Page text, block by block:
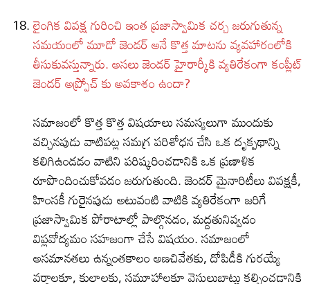
లైంగిక వివక్ష గురించి ఇంత ప్రజాస్వామిక చర్చ జరుగుతున్న
సమయంలో మూడో జెండర్ అనే కొత్త మాటను వ్యవహారంలోకి
తీసుకువస్తున్నారు. అసలు జెండర్ హైరార్కీకి వ్యతిరేకంగా కంప్లీట్
జెండర్ అప్ప్రోచ్ కు అవకాశం ఉందా?
సమాజంలో కొత్త కొత్త విషయాలు సమస్యలుగా ముందుకు
వచ్చినపుడు వాటిపట్ల సమగ్ర పరిశోధన చేసి ఒక దృక్పథాన్ని
కలిగిఉండడం వాటిని పరిష్కరించడానికి ఒక ప్రణాళిక
రూపొందించుకోవడం జరుగుతుంది. జెండర్ మైనారిటీలు వివక్షకీ,
హింసకీ గురైనపుడు అటువంటి వాటికి వ్యతిరేకంగా జరిగే
ప్రజాస్వామిక పోరాటాల్లో పాల్గొనడం, మద్దతునివ్వడం
విప్లవోద్యమం సహజంగా చేసే విషయం. సమాజంలో
అసమానతలు ఉన్నంతకాలం అణచివేతకు, దోపిడీకి గురయ్యే
వర్గాలకూ, కులాలకు, సమూహాలకూ వెసులుబాట్లు కల్పించడానికి